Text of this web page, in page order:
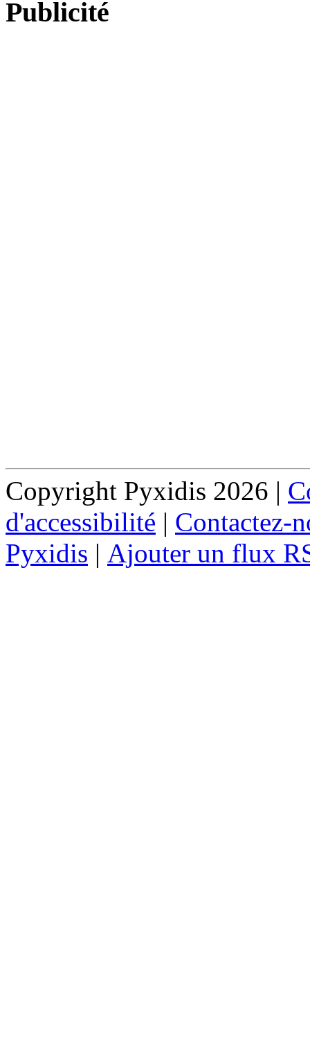
Publicité
Copyright Pyxidis 2026 |
d'accessibilité | Contactez-
Pyxidis | Ajouter un flux